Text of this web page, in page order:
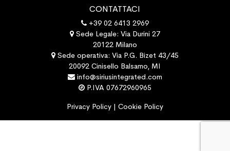
CONTATTACI
+39 02 6413 2969
Sede Legale: Via Durini 27
20122 Milano
Sede operativa: Via P.G. Bizet 43/45
20092 Cinisello Balsamo, MI
info@siriusintegrated.com
P.IVA 07672960965
Privacy Policy | Cookie Policy